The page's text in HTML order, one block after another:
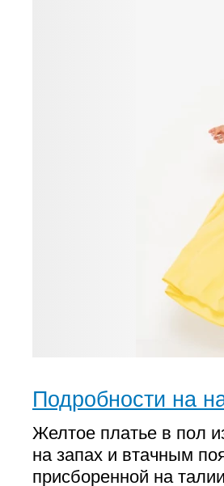
Подробности на
Желтое платье в пол
на запах и втачным
присборенной на